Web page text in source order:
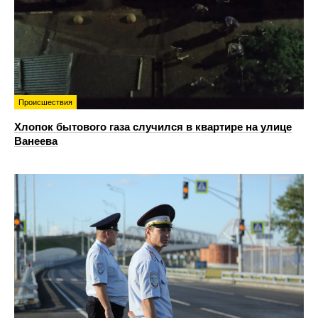
Происшествия
Хлопок бытового газа случился в квартире на улице
Ванеева